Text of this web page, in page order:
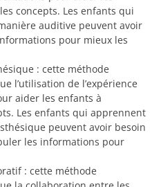
concepts. Les enfants qui
auditive peuvent avoir
pour mieux les
: cette méthode
l’utilisation de l’expérience
aider les enfants à
Les enfants qui apprennent
peuvent avoir besoin
les informations pour
: cette méthode